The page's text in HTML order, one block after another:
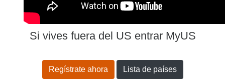
Si vives fuera del US entrar MyUS
Regístrate ahora Lista de países